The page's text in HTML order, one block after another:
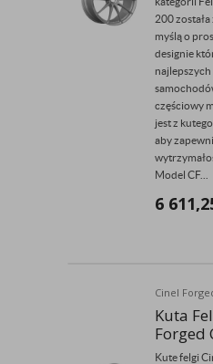
200
myślą o
designie
częściowy
jest z
aby
Model CF...
6
Cinel
Kuta
Forged
Kute felgi